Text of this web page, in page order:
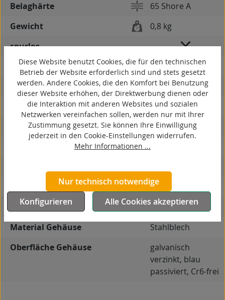
Belaghärte
65 Shore A
Gewicht
0,8 kg
spurlos
kontaktverfärbungsfrei
antistatisch
elektrisch leitfähig
korrosionsbeständig
autoklaventauglich
Produkttyp
Bockrolle
Material Gehäuse
Stahlblech
Oberfläche Gehäuse
galvanisch
verzinkt, blau
passiviert, Cr6-frei
Diese Website benutzt Cookies, die für den technischen
Betrieb der Website erforderlich sind und stets gesetzt
werden. Andere Cookies, die den Komfort bei Benutzung
dieser Website erhöhen, der Direktwerbung dienen oder
die Interaktion mit anderen Websites und sozialen
Netzwerken vereinfachen sollen, werden nur mit Ihrer
Zustimmung gesetzt. Sie können Ihre Einwilligung
jederzeit in den Cookie-Einstellungen widerrufen.
Mehr Informationen ...
Nur technisch notwendige
Konfigurieren
Alle Cookies akzeptieren